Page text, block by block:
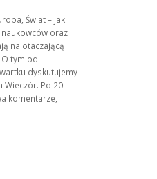
Świat – jak
oraz
na otaczającą
O tym od
dyskutujemy
Wieczór. Po 20
komentarze,